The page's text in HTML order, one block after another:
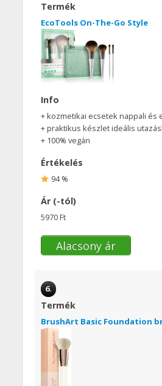
Termék
EcoTools On-The-Go Style
Info
+ kozmetikai ecsetek nappali és
+ praktikus készlet ideális
+ 100% vegán
Értékelés
94 %
Ár (-tól)
5970 Ft
Alacsony ár
6.
Termék
BrushArt Basic Foundation